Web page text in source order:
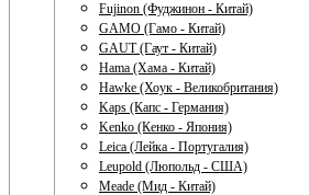
Fujinon (Фуджинон - Китай)
GAMO (Гамо - Китай)
GAUT (Гаут - Китай)
Hama (Хама - Китай)
Hawke (Хоук - Великобритания)
Kaps (Капс - Германия)
Kenko (Кенко - Япония)
Leica (Лейка - Португалия)
Leupold (Люпольд - США)
Meade (Мид - Китай)